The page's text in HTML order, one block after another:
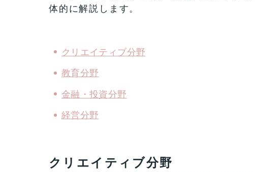
体的に解説します。
クリエイティブ分野
教育分野
金融・投資分野
経営分野
クリエイティブ分野